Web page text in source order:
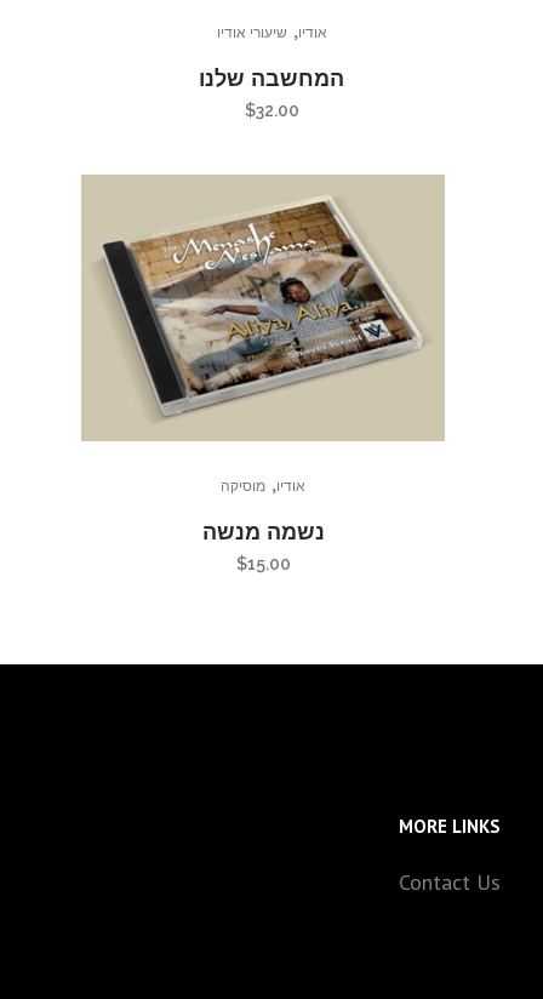
אודיו,שיעורי אודיו
המחשבה שלנו
$32.00
אודיו, מוסיקה
נשמה מנשה
$15.00
MORE LINKS
Contact Us